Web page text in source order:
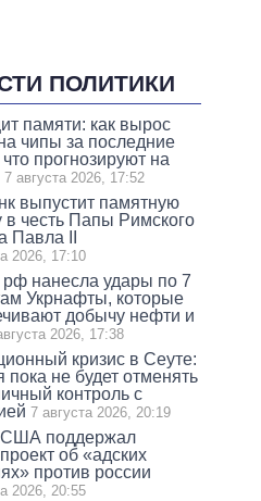
ПОЛИТИКИ
памяти: как вырос
чипы за последние
прогнозируют на
7 августа 2026, 17:52
выпустит памятную
в честь Папы Римского
Павла II
2026, 17:10
нанесла удары по 7
Укрнафты, которые
добычу нефти и
2026, 17:38
кризис в Сеуте:
пока не будет отменять
контроль с
7 августа 2026, 20:19
поддержал
об «адских
против россии
2026, 20:55